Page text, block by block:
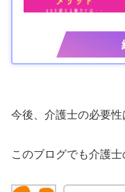
今後、介護士の必要
このブログでも介護